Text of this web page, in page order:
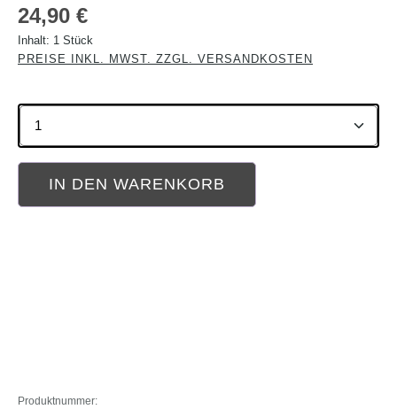
Regulärer Preis:
24,90 €
Inhalt: 1 Stück
PREISE INKL. MWST. ZZGL. VERSANDKOSTEN
Produkt Anzahl: Gib den gewünschten Wert ein
IN DEN WARENKORB
Produktnummer: